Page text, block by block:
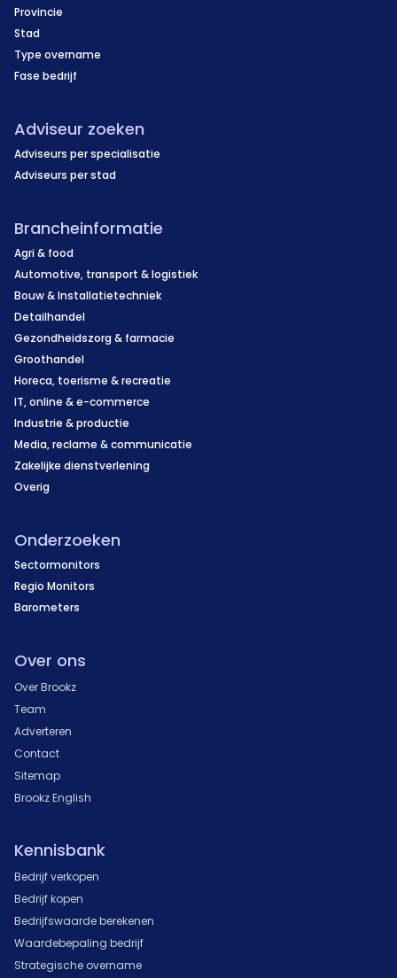
Provincie
Stad
Type overname
Fase bedrijf
Adviseur zoeken
Adviseurs per specialisatie
Adviseurs per stad
Brancheinformatie
Agri & food
Automotive, transport & logistiek
Bouw & Installatietechniek
Detailhandel
Gezondheidszorg & farmacie
Groothandel
Horeca, toerisme & recreatie
IT, online & e-commerce
Industrie & productie
Media, reclame & communicatie
Zakelijke dienstverlening
Overig
Onderzoeken
Sectormonitors
Regio Monitors
Barometers
Over ons
Over Brookz
Team
Adverteren
Contact
Sitemap
Brookz English
Kennisbank
Bedrijf verkopen
Bedrijf kopen
Bedrijfswaarde berekenen
Waardebepaling bedrijf
Strategische overname